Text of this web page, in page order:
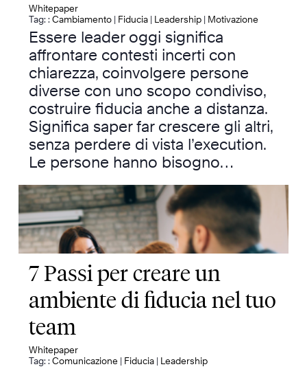
Whitepaper
Tag: : Cambiamento | Fiducia | Leadership | Motivazione
Essere leader oggi significa
affrontare contesti incerti con
chiarezza, coinvolgere persone
diverse con uno scopo condiviso,
costruire fiducia anche a distanza.
Significa saper far crescere gli altri,
senza perdere di vista l’execution.
Le persone hanno bisogno…
7 Passi per creare un
ambiente di fiducia nel tuo
team
Whitepaper
Tag: : Comunicazione | Fiducia | Leadership